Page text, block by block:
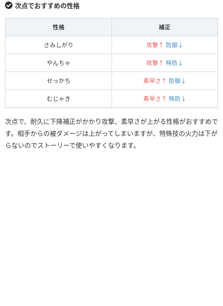
次点でおすすめの性格
性格 補正
さみしがり 攻撃↑ 防御↓
やんちゃ 攻撃↑ 特防↓
せっかち 素早さ↑ 防御↓
むじゃき 素早さ↑ 特防↓
次点で、耐久に下降補正がかかり攻撃、素早さが上がる性格がおすすめで
す。相手からの被ダメージは上がってしまいますが、特殊技の火力は下が
らないのでストーリーで使いやすくなります。